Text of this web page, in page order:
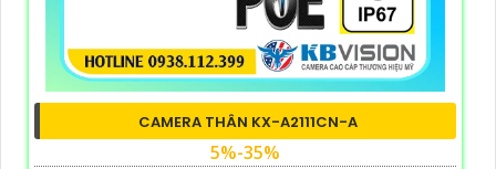
CAMERA THÂN KX-A2111CN-A
5%-35%